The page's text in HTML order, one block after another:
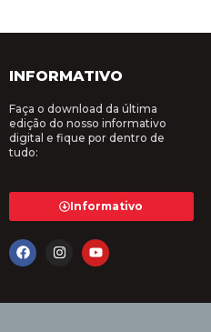
INFORMATIVO
Faça o download da última
edição do nosso informativo
digital e fique por dentro de
tudo:
Informativo